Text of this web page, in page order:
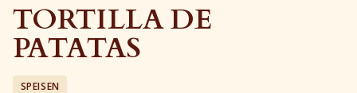
TORTILLA DE
PATATAS
SPEISEN